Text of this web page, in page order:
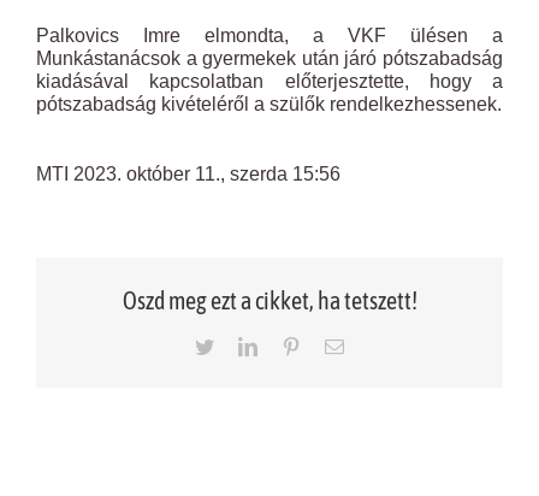
Palkovics Imre elmondta, a VKF ülésen a
Munkástanácsok a gyermekek után járó pótszabadság
kiadásával kapcsolatban előterjesztette, hogy a
pótszabadság kivételéről a szülők rendelkezhessenek.
MTI 2023. október 11., szerda 15:56
Oszd meg ezt a cikket, ha tetszett!
TwitterLinkedInPinterestEmail